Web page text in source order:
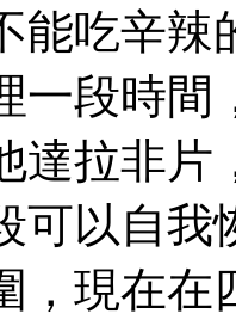
能吃辛辣
一段時
達拉非
可以自我
，現在在